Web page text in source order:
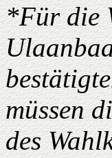
*Für die
müssen
des